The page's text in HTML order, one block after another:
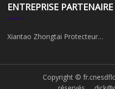
ENTREPRISE PARTENAIRE
Xiantao Zhongtai Protecteur
Copyright ©